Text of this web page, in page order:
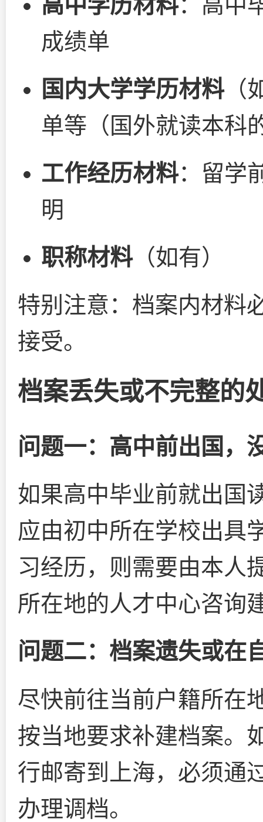
成绩单
国内大学学历材料（
单等（国外就读本科
工作经历材料：留学
明
职称材料（如有）
特别注意：档案内材料
接受。
档案丢失或不完整的
问题一：高中前出国，
如果高中毕业前就出国
应由初中所在学校出具
习经历，则需要由本人
所在地的人才中心咨询
问题二：档案遗失或在
尽快前往当前户籍所在
按当地要求补建档案。
行邮寄到上海，必须通
办理调档。